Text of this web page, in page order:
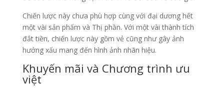
Chiến lược này chưa phù hợp cùng với đại dương hết
một vài sản phẩm và Thị phần. Với một vài thành tích
đắt tiền, chiến lược này gồm vẻ cũng như gây ảnh
hưởng xấu mang đến hình ảnh nhãn hiệu.
Khuyến mãi và Chương trình ưu
việt